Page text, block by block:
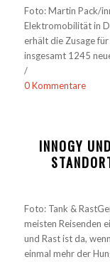
Foto: Martin Pack/
Elektromobilität in
erhält die Zusage
insgesamt 1245
/
0 Kommentare
INNOGY
Foto: Tank &
meisten Reisenden
und Rast ist da,
einmal mehr der